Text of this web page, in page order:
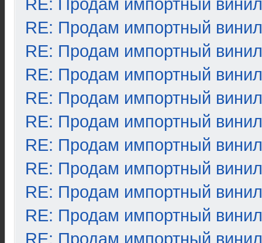
RE: Продам импортный винил
RE: Продам импортный винил
RE: Продам импортный винил
RE: Продам импортный винил
RE: Продам импортный винил
RE: Продам импортный винил
RE: Продам импортный винил
RE: Продам импортный винил
RE: Продам импортный винил
RE: Продам импортный винил
RE: Продам импортный винил